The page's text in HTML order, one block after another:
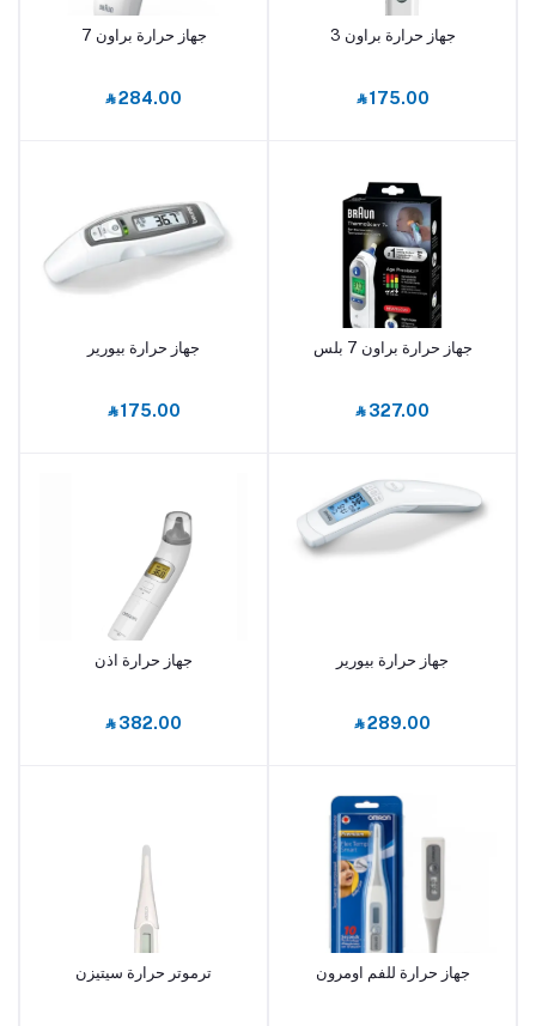
أضف إلى السلة
جهاز حرارة براون 3
‎⃁ 175.00
أضف إلى السلة
جهاز حرارة براون 7
‎⃁ 284.00
أضف إلى السلة
جهاز حرارة براون 7 بلس
‎⃁ 327.00
أضف إلى السلة
جهاز حرارة بيورير
‎⃁ 175.00
أضف إلى السلة
جهاز حرارة بيورير
‎⃁ 289.00
أضف إلى السلة
جهاز حرارة اذن
‎⃁ 382.00
أضف إلى السلة
جهاز حرارة للفم اومرون أضف إلى السلة
ترموتر حرارة سيتيزن